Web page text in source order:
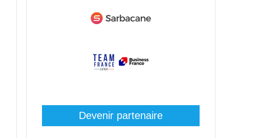
Devenir partenaire